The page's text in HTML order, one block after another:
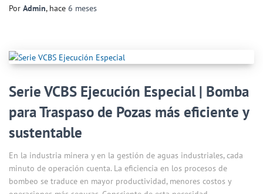
Por Admin, hace 6 meses
Serie VCBS Ejecución Especial | Bomba
para Traspaso de Pozas más eficiente y
sustentable
En la industria minera y en la gestión de aguas industriales, cada
minuto de operación cuenta. La eficiencia en los procesos de
bombeo se traduce en mayor productividad, menores costos y